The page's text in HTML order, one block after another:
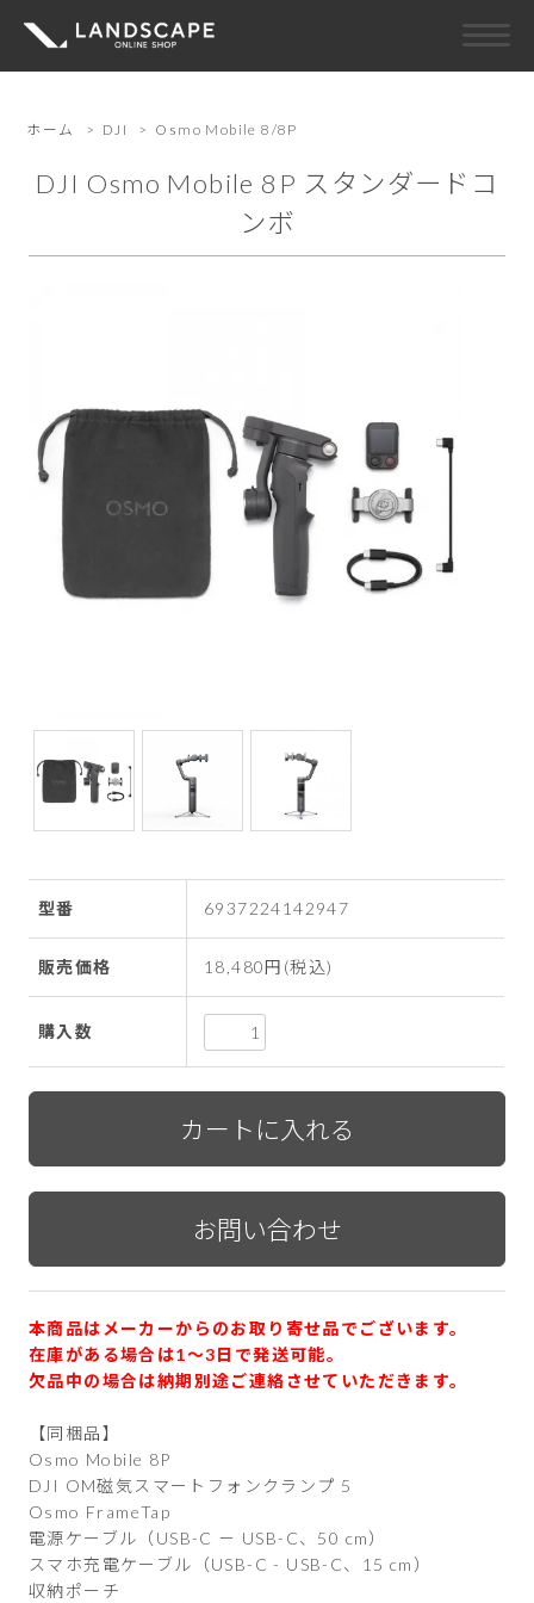
ホーム > DJI > Osmo Mobile 8/8P
DJI Osmo Mobile 8P スタンダードコ
ンボ
型番 6937224142947
販売価格 18,480円(税込)
購入数
本商品はメーカーからのお取り寄せ品でございます。
在庫がある場合は1〜3日で発送可能。
欠品中の場合は納期別途ご連絡させていただきます。
【同梱品】
Osmo Mobile 8P
DJI OM磁気スマートフォンクランプ 5
Osmo FrameTap
電源ケーブル（USB-C － USB-C、50 cm）
スマホ充電ケーブル（USB-C - USB-C、15 cm）
収納ポーチ